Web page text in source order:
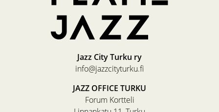
Jazz City Turku ry
info@jazzcityturku.fi
JAZZ OFFICE TURKU
Forum Kortteli